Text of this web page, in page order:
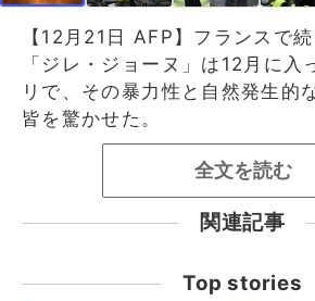
【12月21日 AFP】フランスで
「ジレ・ジョーヌ」は12月に入
リで、その暴力性と自然発生的
皆を驚かせた。
全文を読む
関連記事
Top stories